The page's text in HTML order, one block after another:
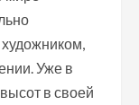
Уже в
в своей